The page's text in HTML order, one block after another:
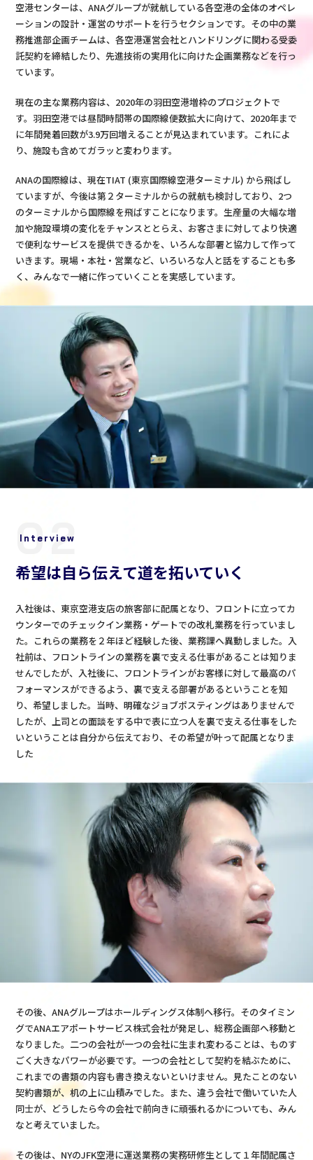
空港センターは、ANAグループが就航している各空港の全体のオペレ
ーションの設計・運営のサポートを行うセクションです。その中の業
務推進部企画チームは、各空港運営会社とハンドリングに関わる受委
託契約を締結したり、先進技術の実用化に向けた企画業務などを行っ
ています。
現在の主な業務内容は、2020年の羽田空港増枠のプロジェクトで
す。羽田空港では昼間時間帯の国際線便数拡大に向けて、2020年まで
に年間発着回数が3.9万回増えることが見込まれています。これによ
り、施設も含めてガラッと変わります。
ANAの国際線は、現在TIAT (東京国際線空港ターミナル) から飛ばし
ていますが、今後は第２ターミナルからの就航も検討しており、2つ
のターミナルから国際線を飛ばすことになります。生産量の大幅な増
加や施設環境の変化をチャンスととらえ、お客さまに対してより快適
で便利なサービスを提供できるかを、いろんな部署と協力して作って
いきます。現場・本社・営業など、いろいろな人と話をすることも多
く、みんなで一緒に作っていくことを実感しています。
Interview
02
希望は自ら伝えて道を拓いていく
入社後は、東京空港支店の旅客部に配属となり、フロントに立ってカ
ウンターでのチェックイン業務・ゲートでの改札業務を行っていまし
た。これらの業務を２年ほど経験した後、業務課へ異動しました。入
社前は、フロントラインの業務を裏で支える仕事があることは知りま
せんでしたが、入社後に、フロントラインがお客様に対して最高のパ
フォーマンスができるよう、裏で支える部署があるということを知
り、希望しました。当時、明確なジョブポスティングはありませんで
したが、上司との面談をする中で表に立つ人を裏で支える仕事をした
いということは自分から伝えており、その希望が叶って配属となりま
した
その後、ANAグループはホールディングス体制へ移行。そのタイミン
グでANAエアポートサービス株式会社が発足し、総務企画部へ移動と
なりました。二つの会社が一つの会社に生まれ変わることは、ものす
ごく大きなパワーが必要です。一つの会社として契約を結ぶために、
これまでの書類の内容も書き換えないといけません。見たことのない
契約書類が、机の上に山積みでした。また、違う会社で働いていた人
同士が、どうしたら今の会社で前向きに頑張れるかについても、みん
なと考えていました。
その後は、NYのJFK空港に運送業務の実務研修生として１年間配属さ